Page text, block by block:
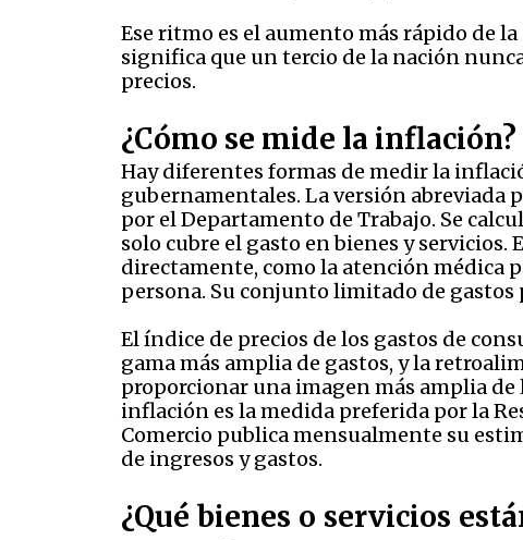
Ese ritmo es el aumento más rápido de
significa que un tercio de la nación
precios.
¿Cómo se mide la inflación?
Hay diferentes formas de medir la
gubernamentales. La versión abreviada
por el Departamento de Trabajo. Se
solo cubre el gasto en bienes y servicios.
directamente, como la atención médica
persona. Su conjunto limitado de gastos
El índice de precios de los gastos de
gama más amplia de gastos, y la
proporcionar una imagen más amplia de
inflación es la medida preferida por la
Comercio publica mensualmente su
de ingresos y gastos.
¿Qué bienes o servicios